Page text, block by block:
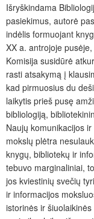
Išryškindama
pasiekimus, autorė
indėlis formuojant
XX a. antrojoje
Komisija susidūrė
rasti atsakymą į
kad pirmuosius du
laikytis prieš pusę
bibliologiją,
Naujų komunikacijos
mokslų plėtra
knygų, bibliotekų ir
tebuvo marginaliniai,
jos kviestinių svečių
ir informacijos
istorinės ir